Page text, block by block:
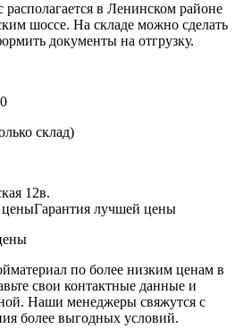
располагается в Ленинском районе
шоссе. На складе можно сделать
документы на отгрузку.
склад)
12в.
Гарантия лучшей цены
по более низким ценам в
свои контактные данные и
Наши менеджеры свяжутся с
более выгодных условий.